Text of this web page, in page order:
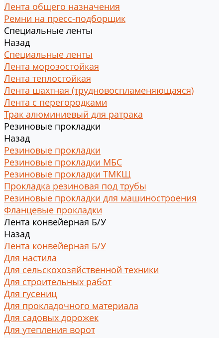
Лента общего назначения
Ремни на пресс-подборщик
Специальные ленты
Назад
Специальные ленты
Лента морозостойкая
Лента теплостойкая
Лента шахтная (трудновоспламеняющаяся)
Лента с перегородками
Трак алюминиевый для ратрака
Резиновые прокладки
Назад
Резиновые прокладки
Резиновые прокладки МБС
Резиновые прокладки ТМКЩ
Прокладка резиновая под трубы
Резиновые прокладки для машиностроения
Фланцевые прокладки
Лента конвейерная Б/У
Назад
Лента конвейерная Б/У
Для настила
Для сельскохозяйственной техники
Для строительных работ
Для гусениц
Для прокладочного материала
Для садовых дорожек
Для утепления ворот